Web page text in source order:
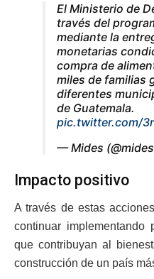
El Ministerio de
través del
mediante la
monetarias
compra de
miles de familias
diferentes
de Guatemala.
pic.twitter.com/
— Mides
Impacto positivo
A través de estas
continuar implementando
que contribuyan al
construcción de un país